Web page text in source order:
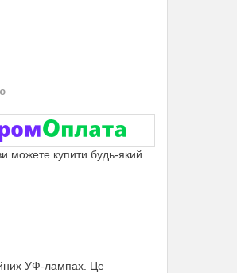
можете купити будь-який
УФ-лампах. Це